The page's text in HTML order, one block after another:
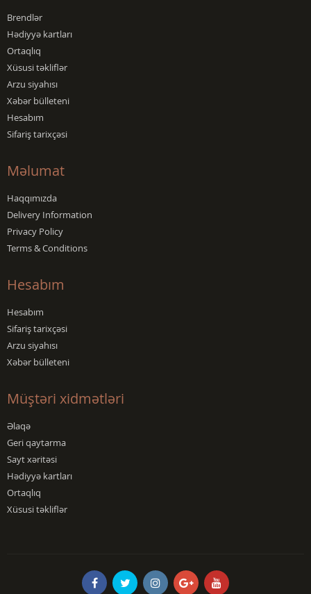
Brendlər
Hədiyyə kartları
Ortaqlıq
Xüsusi təkliflər
Arzu siyahısı
Xəbər bülleteni
Hesabım
Sifariş tarixçəsi
Məlumat
Haqqımızda
Delivery Information
Privacy Policy
Terms & Conditions
Hesabım
Hesabım
Sifariş tarixçəsi
Arzu siyahısı
Xəbər bülleteni
Müştəri xidmətləri
Əlaqə
Geri qaytarma
Sayt xəritəsi
Hədiyyə kartları
Ortaqlıq
Xüsusi təkliflər